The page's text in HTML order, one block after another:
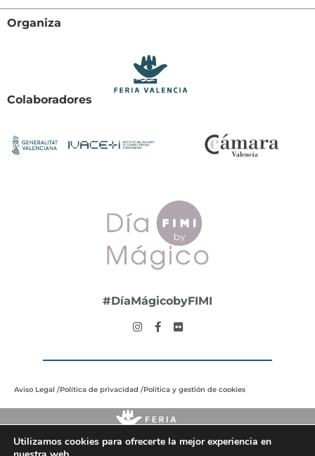
Organiza
Colaboradores
#DíaMágicobyFIMI
Aviso Legal /Política de privacidad /Política y gestión de cookies
Utilizamos cookies para ofrecerte la mejor experiencia en